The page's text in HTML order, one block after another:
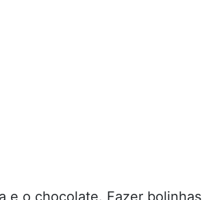
e o chocolate. Fazer bolinhas